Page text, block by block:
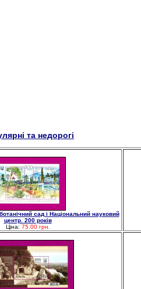
та недорогі
сад і Національний науковий
центр. 200 років
Ціна: 75.00 грн.